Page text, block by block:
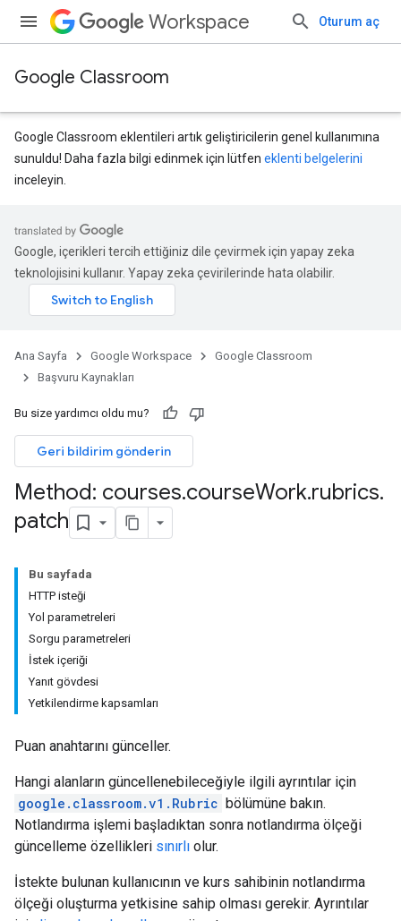
Workspace Oturum aç
Google Classroom
Google Classroom eklentileri artık geliştiricilerin genel kullanımına
sunuldu! Daha fazla bilgi edinmek için lütfen eklenti belgelerini
inceleyin.
Google, içerikleri tercih ettiğiniz dile çevirmek için yapay zeka
teknolojisini kullanır. Yapay zeka çevirilerinde hata olabilir.
Ana Sayfa Google Workspace
Google Classroom
Başvuru Kaynakları
Bu size yardımcı oldu mu?
Geri bildirim gönderin
Method: courses.courseWork.rubrics.
patch
Bu sayfada
HTTP isteği
Yol parametreleri
Sorgu parametreleri
İstek içeriği
Yanıt gövdesi
Yetkilendirme kapsamları
Puan anahtarını günceller.
Hangi alanların güncellenebileceğiyle ilgili ayrıntılar için
google.classroom.v1.Rubric bölümüne bakın.
Notlandırma işlemi başladıktan sonra notlandırma ölçeği
güncelleme özellikleri sınırlı olur.
İstekte bulunan kullanıcının ve kurs sahibinin notlandırma
ölçeği oluşturma yetkisine sahip olması gerekir. Ayrıntılar